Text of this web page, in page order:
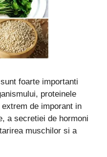
foarte importanti
proteinele
de imporant in
a secretiei de hormoni
muschilor si a